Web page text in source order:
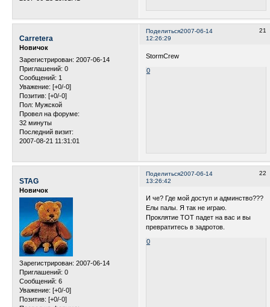
Поделиться 21
2007-06-14
12:26:29
Carretera
Новичок
Зарегистрирован: 2007-06-14
Приглашений: 0
Сообщений: 1
Уважение: [+0/-0]
Позитив: [+0/-0]
Пол: Мужской
Провел на форуме:
32 минуты
Последний визит:
2007-08-21 11:31:01
StormCrew
0
Поделиться 22
2007-06-14
13:26:42
STAG
Новичок
Зарегистрирован: 2007-06-14
Приглашений: 0
Сообщений: 6
Уважение: [+0/-0]
Позитив: [+0/-0]
И че? Где мой доступ и админство???
Елы палы. Я так не играю.
Проклятие ТОТ падет на вас и вы
превратитесь в задротов.
0